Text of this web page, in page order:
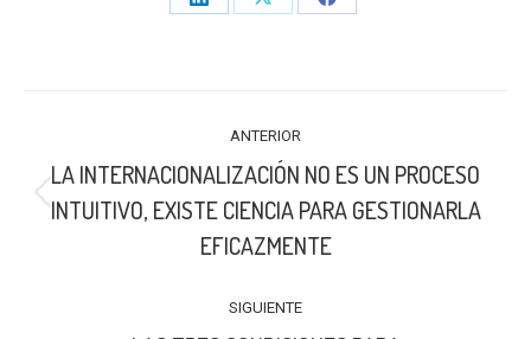
Share
Share
Share
PUBLICACIONES
ANTERIOR
Publicación
LA INTERNACIONALIZACIÓN NO ES UN PROCESO
INTUITIVO, EXISTE CIENCIA PARA GESTIONARLA
EFICAZMENTE
SIGUIENTE